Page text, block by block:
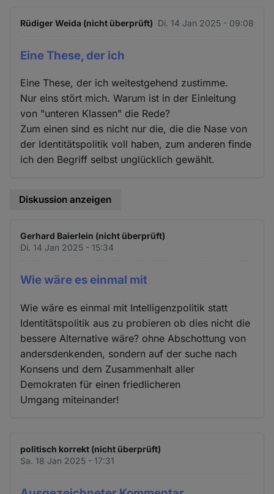
Rüdiger Weida (nicht überprüft) Di. 14 Jan 2025 - 09:08
Eine These, der ich
Eine These, der ich weitestgehend zustimme.
Nur eins stört mich. Warum ist in der Einleitung
von "unteren Klassen" die Rede?
Zum einen sind es nicht nur die, die die Nase von
der Identitätspolitik voll haben, zum anderen finde
ich den Begriff selbst unglücklich gewählt.
Diskussion anzeigen
Gerhard Baierlein (nicht überprüft)
Di. 14 Jan 2025 - 15:34
Wie wäre es einmal mit
Wie wäre es einmal mit Intelligenzpolitik statt
Identitätspolitik aus zu probieren ob dies nicht die
bessere Alternative wäre? ohne Abschottung von
andersdenkenden, sondern auf der suche nach
Konsens und dem Zusammenhalt aller
Demokraten für einen friedlicheren
Umgang miteinander!
politisch korrekt (nicht überprüft)
Sa. 18 Jan 2025 - 17:31